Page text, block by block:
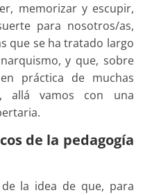
memorizar y escupir,
para nosotros/as,
que se ha tratado largo
y que, sobre
práctica de muchas
allá vamos con una
de la pedagogía
la idea de que, para